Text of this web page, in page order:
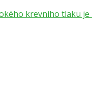
krevního tlaku